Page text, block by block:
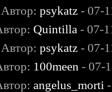
psykatz - 07-
Quintilla - 07-
psykatz - 07-
100meen - 07-
angelus_morti